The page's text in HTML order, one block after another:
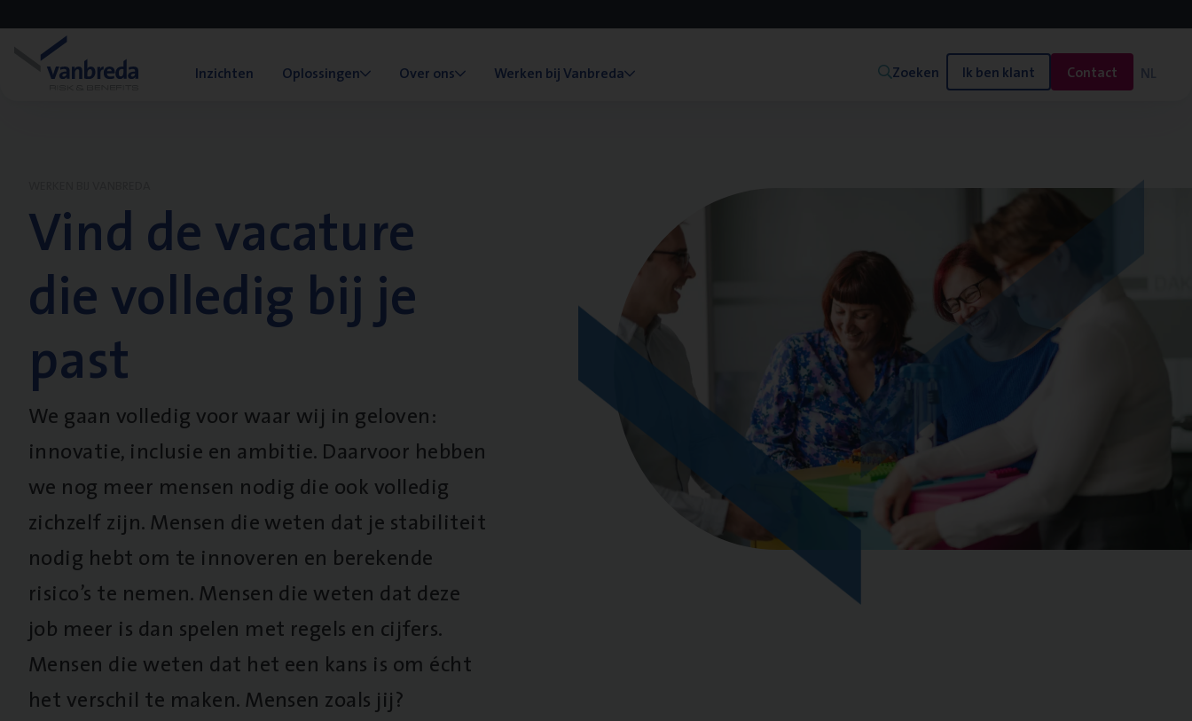
Inzichten Oplossingen Over ons Werken bij Vanbreda Zoeken Ik ben klant Contact NL
Vind de vacature
die volledig bij je
past
We gaan volledig voor waar wij in geloven:
innovatie, inclusie en ambitie. Daarvoor hebben
we nog meer mensen nodig die ook volledig
zichzelf zijn. Mensen die weten dat je stabiliteit
nodig hebt om te innoveren en berekende
risico’s te nemen. Mensen die weten dat deze
job meer is dan spelen met regels en cijfers.
Mensen die weten dat het een kans is om écht
het verschil te maken. Mensen zoals jij?